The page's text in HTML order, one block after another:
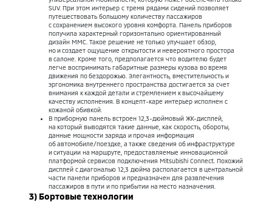
SUV. При этом интерьер с тремя рядами сидений позволяет
путешествовать большому количеству пассажиров
с сохранением высокого уровня комфорта. Панель приборов
получила характерный горизонтально ориентированный
дизайн ММС. Такое решение не только улучшает обзор,
но и создает ощущение открытости и невероятного простора
в салоне. Кроме того, предполагается что водителю будет
легче воспринимать габаритные размеры кузова во время
движения по бездорожью. Элегантность, вместительность и
эргономика внутреннего пространства достигается за счет
внимания к каждой детали и стремлением к высочайшему
качеству исполнения. В концепт-каре интерьер исполнен с
кожаной обивкой.
В приборную панель встроен 12,3-дюймовый ЖК-дисплей,
на который выводятся такие данные, как скорость, обороты,
данные мощности заряда и прочая информация
об автомобиле/поездке, а также сведения об инфраструктуре
и ситуации на маршруте, предоставляемые инновационной
платформой сервисов подключения Mitsubishi Connect. Похожий
дисплей с диагональю 12,3 дюйма располагается в центральной
части панели приборов и предназначен для развлечения
пассажиров в пути и по прибытии на место назначения.
3) Бортовые технологии